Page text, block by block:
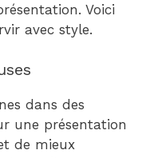
Voici
avec style.
dans des
une présentation
de mieux